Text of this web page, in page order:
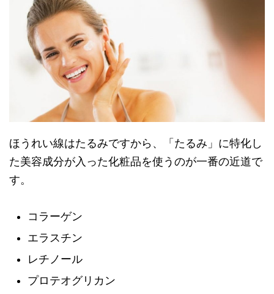
ほうれい線はたるみですから、「たるみ」に特化し
た美容成分が入った化粧品を使うのが一番の近道で
す。
コラーゲン
エラスチン
レチノール
プロテオグリカン